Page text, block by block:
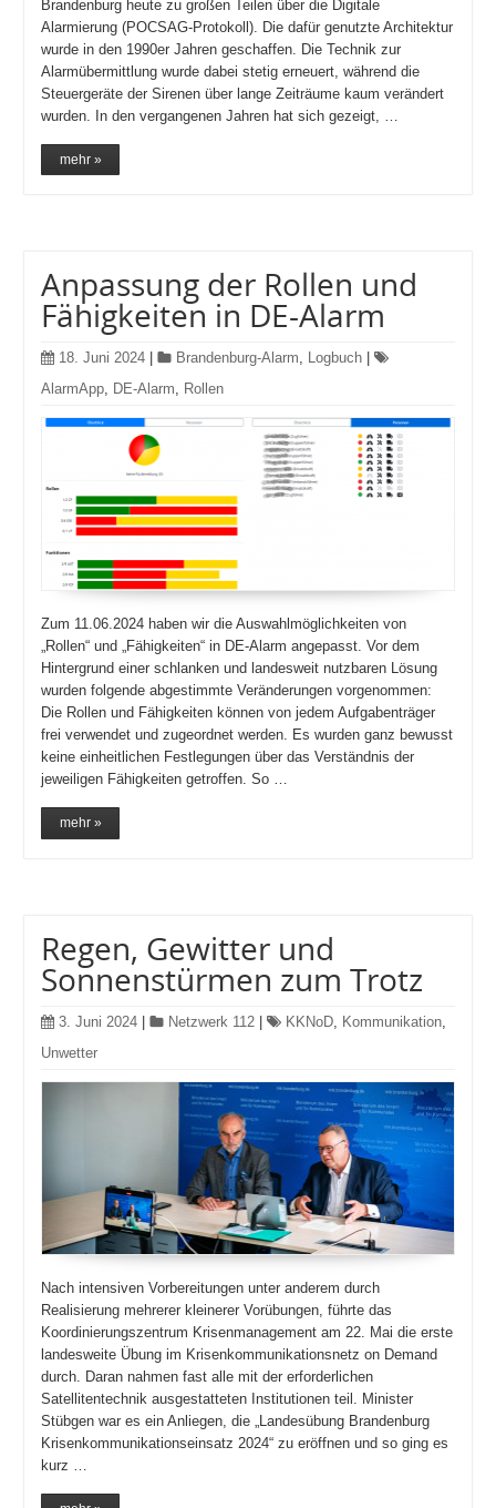
Brandenburg heute zu großen Teilen über die Digitale
Alarmierung (POCSAG-Protokoll). Die dafür genutzte Architektur
wurde in den 1990er Jahren geschaffen. Die Technik zur
Alarmübermittlung wurde dabei stetig erneuert, während die
Steuergeräte der Sirenen über lange Zeiträume kaum verändert
wurden. In den vergangenen Jahren hat sich gezeigt, …
mehr »
Anpassung der Rollen und
Fähigkeiten in DE-Alarm
18. Juni 2024 Brandenburg-Alarm, Logbuch
AlarmApp, DE-Alarm, Rollen
Zum 11.06.2024 haben wir die Auswahlmöglichkeiten von
„Rollen“ und „Fähigkeiten“ in DE-Alarm angepasst. Vor dem
Hintergrund einer schlanken und landesweit nutzbaren Lösung
wurden folgende abgestimmte Veränderungen vorgenommen:
Die Rollen und Fähigkeiten können von jedem Aufgabenträger
frei verwendet und zugeordnet werden. Es wurden ganz bewusst
keine einheitlichen Festlegungen über das Verständnis der
jeweiligen Fähigkeiten getroffen. So …
mehr »
Regen, Gewitter und
Sonnenstürmen zum Trotz
3. Juni 2024 | Netzwerk 112 | KKNoD Kommunikation
Unwetter
Nach intensiven Vorbereitungen unter anderem durch
Realisierung mehrerer kleinerer Vorübungen, führte das
Koordinierungszentrum Krisenmanagement am 22. Mai die erste
landesweite Übung im Krisenkommunikationsnetz on Demand
durch. Daran nahmen fast alle mit der erforderlichen
Satellitentechnik ausgestatteten Institutionen teil. Minister
Stübgen war es ein Anliegen, die „Landesübung Brandenburg
Krisenkommunikationseinsatz 2024“ zu eröffnen und so ging es
kurz …